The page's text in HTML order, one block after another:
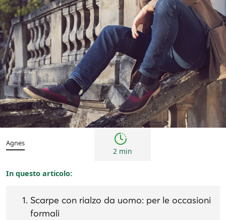
Consigli
Agnes
2 min
In questo articolo:
Scarpe con rialzo da uomo: per le occasioni
formali